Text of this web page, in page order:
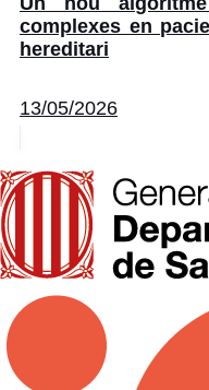
complexes en
hereditari
13/05/2026